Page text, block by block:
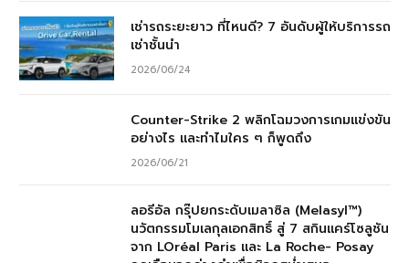
เช่ารถระยะยาว ที่ไหนดี? 7 อันดับผู้ให้บริการรถ
เช่าชั้นนำ
2026/06/24
Counter-Strike 2 พลิกโฉมวงการเกมแข่งขัน
อย่างไร และทำไมใคร ๆ ก็พูดถึง
2026/06/21
ลอรีอัล กรุ๊ปยกระดับเมลาซิล (Melasyl™)
นวัตกรรมโมเลกุลเอกสิทธิ์ สู่ 7 สกินแคร์โซลูชัน
จาก LOréal Paris และ La Roche- Posay